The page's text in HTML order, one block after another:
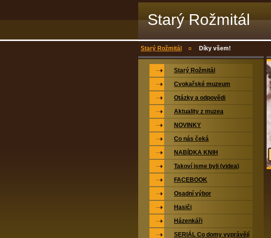
Starý Rožmitál
Starý Rožmitál Díky všem!
Starý Rožmitál
Cvokařské muzeum
Otázky a odpovědi
Aktuality z muzea
NOVINKY
Co nás čeká
NABÍDKA KNIH
Takoví jsme byli (videa)
FACEBOOK
Osadní výbor
Hasiči
Házenkáři
SERIÁL Co domy vyprávějí